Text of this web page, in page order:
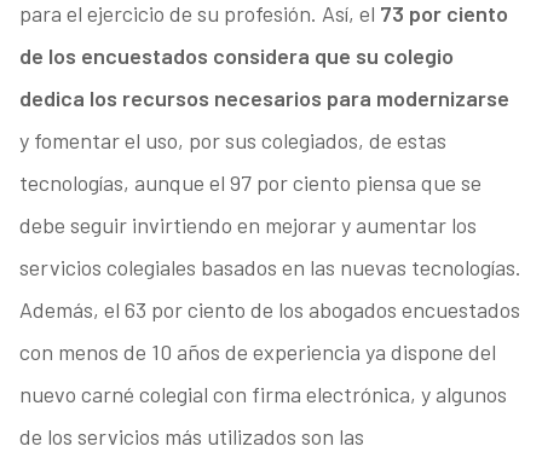
para el ejercicio de su profesión. Así, el 73 por ciento
de los encuestados considera que su colegio
dedica los recursos necesarios para modernizarse
y fomentar el uso, por sus colegiados, de estas
tecnologías, aunque el 97 por ciento piensa que se
debe seguir invirtiendo en mejorar y aumentar los
servicios colegiales basados en las nuevas tecnologías.
Además, el 63 por ciento de los abogados encuestados
con menos de 10 años de experiencia ya dispone del
nuevo carné colegial con firma electrónica, y algunos
de los servicios más utilizados son las